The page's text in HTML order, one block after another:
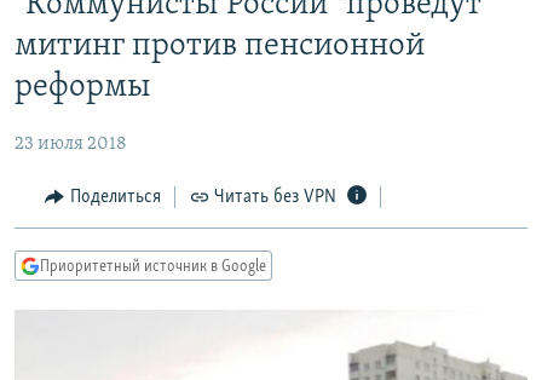
основному
содержанию
Вернутся
навигации
Вернутся
АВТОРСКИЕ ПРОЕКТЫ
ЦИТАТЫ СВОБОДЫ
IDEL.РЕАЛИИ
КАВКАЗ.РЕАЛИИ
митинг против пенсионной
реформы
23 июля 2018
Поделиться Читать без VPN
Приоритетный источник в Google